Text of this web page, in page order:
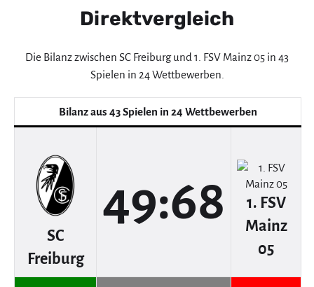
Direktvergleich
Die Bilanz zwischen SC Freiburg und 1. FSV Mainz 05 in 43
Spielen in 24 Wettbewerben.
Bilanz aus 43 Spielen in 24 Wettbewerben
SC
Freiburg
49:68
1. FSV
Mainz
05